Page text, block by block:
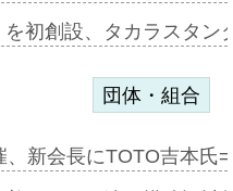
初創設、タカラスタ
団体・組合
、新会長にTOTO吉本氏